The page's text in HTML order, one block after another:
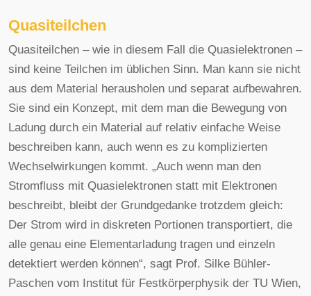
Quasiteilchen
Quasiteilchen – wie in diesem Fall die Quasielektronen –
sind keine Teilchen im üblichen Sinn. Man kann sie nicht
aus dem Material herausholen und separat aufbewahren.
Sie sind ein Konzept, mit dem man die Bewegung von
Ladung durch ein Material auf relativ einfache Weise
beschreiben kann, auch wenn es zu komplizierten
Wechselwirkungen kommt. „Auch wenn man den
Stromfluss mit Quasielektronen statt mit Elektronen
beschreibt, bleibt der Grundgedanke trotzdem gleich:
Der Strom wird in diskreten Portionen transportiert, die
alle genau eine Elementarladung tragen und einzeln
detektiert werden können“, sagt Prof. Silke Bühler-
Paschen vom Institut für Festkörperphysik der TU Wien,